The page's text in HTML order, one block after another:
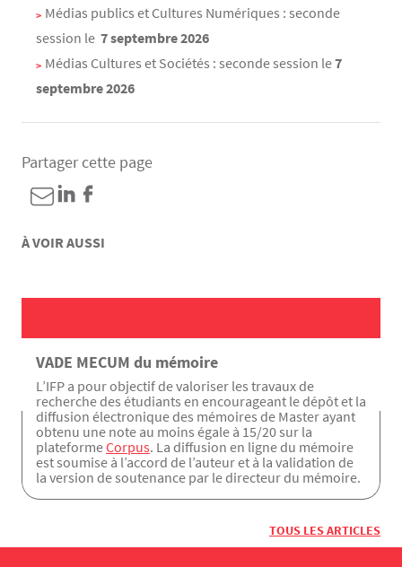
Médias publics et Cultures Numériques : seconde
session le 7 septembre 2026
Médias Cultures et Sociétés : seconde session le7
septembre 2026
Partager cette page
À VOIR AUSSI
VADE MECUM du mémoire
L’IFP a pour objectif de valoriser les travaux de
recherche des étudiants en encourageant le dépôt et la
diffusion électronique des mémoires de Master ayant
obtenu une note au moins égale à 15/20 sur la
plateformeCorpus. La diffusion en ligne du mémoire
est soumise à l’accord de l’auteur et à la validation de
la version de soutenance par le directeur du mémoire.
TOUS LES ARTICLES